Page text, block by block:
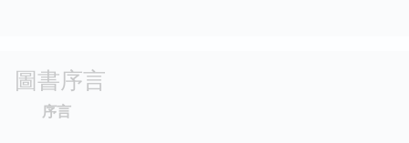
圖書序言
序言